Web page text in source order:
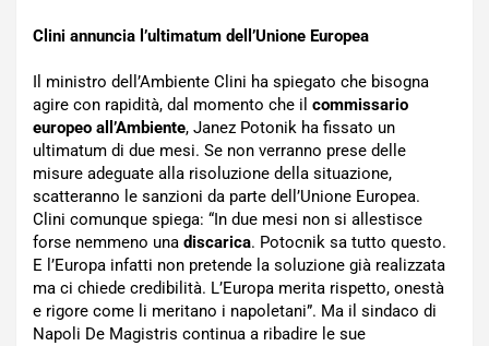
Clini annuncia l’ultimatum dell’Unione Europea
Il ministro dell’Ambiente Clini ha spiegato che bisogna
agire con rapidità, dal momento che il commissario
europeo all’Ambiente, Janez Potonik ha fissato un
ultimatum di due mesi. Se non verranno prese delle
misure adeguate alla risoluzione della situazione,
scatteranno le sanzioni da parte dell’Unione Europea.
Clini comunque spiega: “In due mesi non si allestisce
forse nemmeno una discarica. Potocnik sa tutto questo.
E l’Europa infatti non pretende la soluzione già realizzata
ma ci chiede credibilità. L’Europa merita rispetto, onestà
e rigore come li meritano i napoletani”. Ma il sindaco di
Napoli De Magistris continua a ribadire le sue